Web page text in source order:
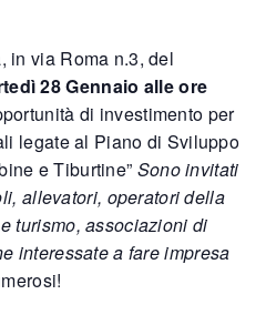
in via Roma n.3, del
28 Gennaio alle ore
di investimento per
legate al Piano di Sviluppo
e Tiburtine” Sono invitati
allevatori, operatori della
turismo, associazioni di
interessate a fare impresa